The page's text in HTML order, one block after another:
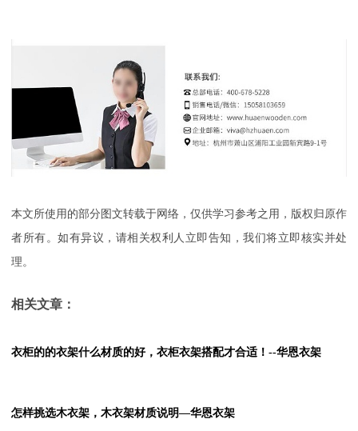
本文所使用的部分图文转载于网络，仅供学习参考之用，版权归原作
者所有。如有异议，请相关权利人立即告知，我们将立即核实并处
理。
相关文章：
衣柜的的衣架什么材质的好，衣柜衣架搭配才合适！--华恩衣架
怎样挑选木衣架，木衣架材质说明—华恩衣架